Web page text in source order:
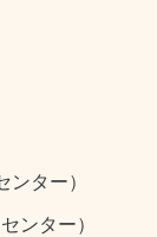
ター）
ンター）